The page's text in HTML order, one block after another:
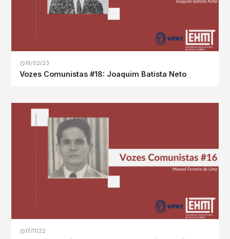
16/02/23
Vozes Comunistas #18: Joaquim Batista Neto
17/11/22